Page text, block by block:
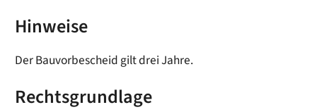
Hinweise
Der Bauvorbescheid gilt drei Jahre.
Rechtsgrundlage